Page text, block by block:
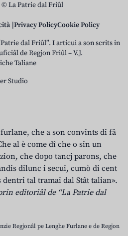
La Patrie dal Friûl
Privacy PolicyCookie Policy
dal Friûl”. I articui a son scrits in
de Regjon Friûl – V.J.
Taliane
Studio
che a son convints di fâ
al è come dî che o sin un
che dopo tancj parons, che
dilunc i secui, cumò di cent
dentri tal tramai dal Stât talian».
editoriâl de “La Patrie dal
Regjonâl pe Lenghe Furlane e de Regjon